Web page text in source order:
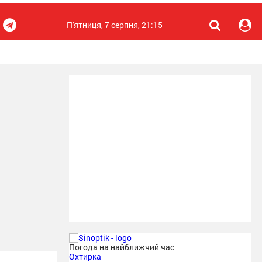
П'ятниця, 7 серпня, 21:15
Погода на найближчий час
Охтирка